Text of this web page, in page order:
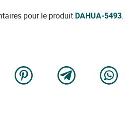
pour le produit DAHUA-5493.